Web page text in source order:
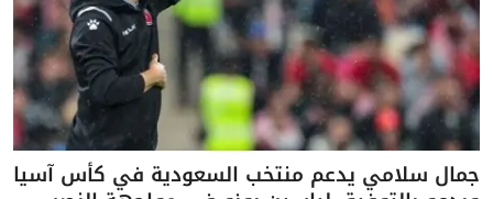
جمال سلامي يدعم منتخب السعودية في كأس آسيا